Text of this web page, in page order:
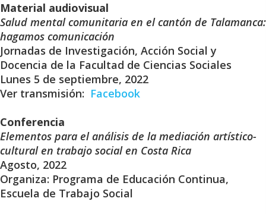
Material audiovisual
Salud mental comunitaria en el cantón de Talamanca:
hagamos comunicación
Jornadas de Investigación, Acción Social y
Docencia de la Facultad de Ciencias Sociales
Lunes 5 de septiembre, 2022
Ver transmisión: Facebook
Conferencia
Elementos para el análisis de la mediación artístico-
cultural en trabajo social en Costa Rica
Agosto, 2022
Organiza: Programa de Educación Continua,
Escuela de Trabajo Social